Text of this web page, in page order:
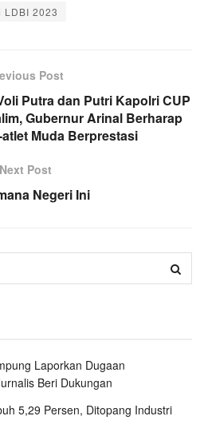
2023
Post
Putra dan Putri Kapolri CUP
Gubernur Arinal Berharap
Muda Berprestasi
Next Post
Negeri Ini
Laporkan Dugaan
Beri Dukungan
5,29 Persen, Ditopang Industri